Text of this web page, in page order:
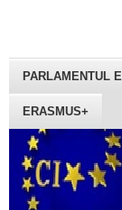
PARLAMENTUL
ERASMUS+